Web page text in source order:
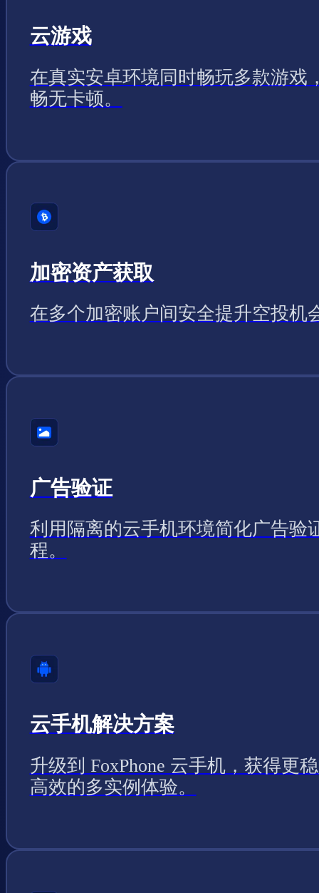
云游戏
在真实安卓环境同时畅玩多款游戏
畅无卡顿。
加密资产获取
在多个加密账户间安全提升空投机
广告验证
利用隔离的云手机环境简化广告验
程。
云手机解决方案
升级到 FoxPhone 云手机，获得更
高效的多实例体验。